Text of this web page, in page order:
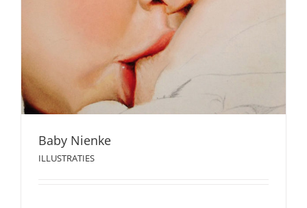
ILLUSTRATIES
Baby Nienke
ILLUSTRATIES